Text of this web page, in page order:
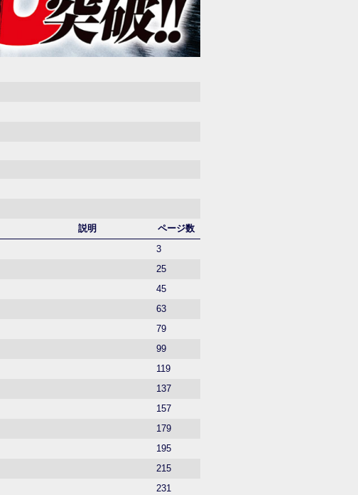
説明
ページ数
3
25
45
63
79
99
119
137
157
179
195
215
231